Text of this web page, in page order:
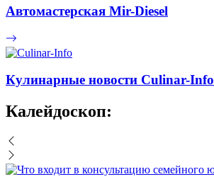
Автомастерская Mir-Diesel
Кулинарные новости Culinar-Info
Калейдоскоп: